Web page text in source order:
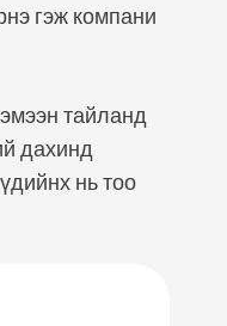
гэж компани
тайланд
дахинд
нь тоо